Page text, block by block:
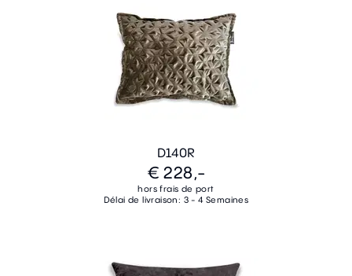
D140R
€ 228,-
hors frais de port
Délai de livraison: 3 - 4 Semaines